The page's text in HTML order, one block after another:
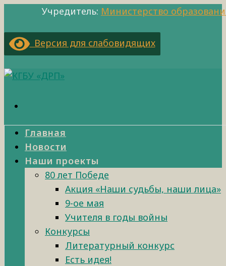
Учредитель: Министерство
Версия для слабовидящих
Главная
Новости
Наши проекты
80 лет Победе
Акция «Наши судьбы, наши лица»
9-ое мая
Учителя в годы войны
Конкурсы
Литературный конкурс
Есть идея!